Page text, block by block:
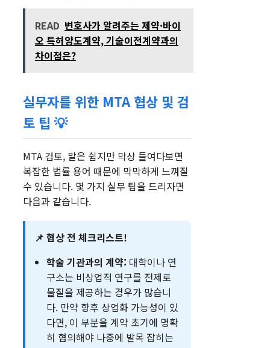
READ 변호사가 알려주는 제약·바이
오 특허양도계약, 기술이전계약과의
차이점은?
실무자를 위한 MTA 협상 및 검
토 팁 💡
MTA 검토, 말은 쉽지만 막상 들여다보면
복잡한 법률 용어 때문에 막막하게 느껴질
수 있습니다. 몇 가지 실무 팁을 드리자면
다음과 같습니다.
📌 협상 전 체크리스트!
학술 기관과의 계약: 대학이나 연
구소는 비상업적 연구를 전제로
물질을 제공하는 경우가 많습니
다. 만약 향후 상업화 가능성이 있
다면, 이 부분을 계약 초기에 명확
히 협의해야 나중에 발목 잡히는